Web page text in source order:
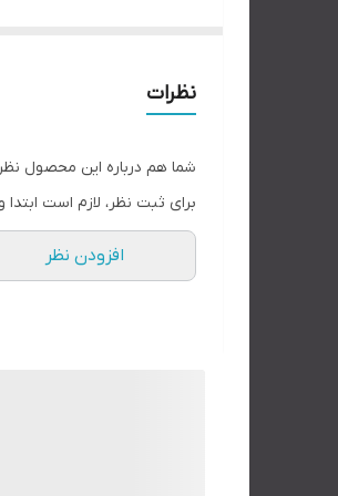
نظرات
شما هم درباره این محصول
برای ثبت نظر، لازم است
افزودن نظر